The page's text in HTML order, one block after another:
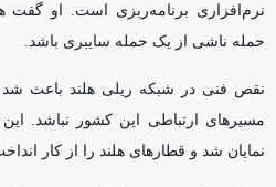
نرم‌افزاری برنامه‌ریزی است. او گفت
حمله ناشی از یک حمله سایبری باشد.
نقص فنی در شبکه ریلی هلند باعث شد
مسیر‌های ارتباطی این کشور نباشد.
نمایان شد و قطار‌های هلند را از کار